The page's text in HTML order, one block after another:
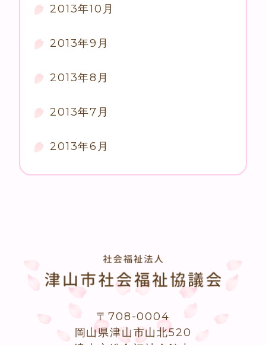
2013年10月
2013年9月
2013年8月
2013年7月
2013年6月
〒708-0004
岡山県津山市山北520